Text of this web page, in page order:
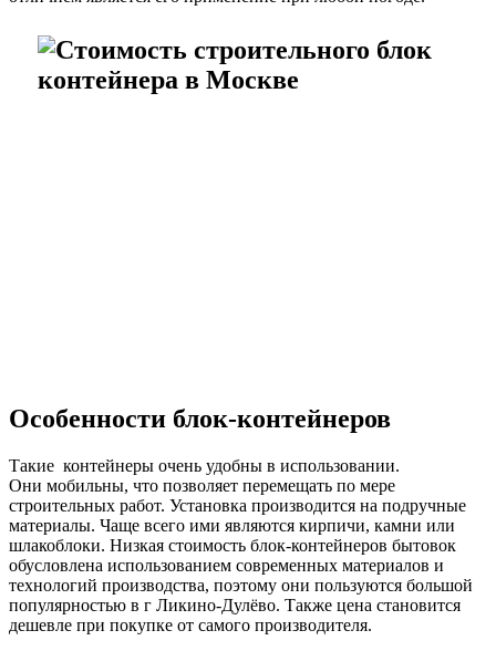
Особенности блок-контейнеров
Такие контейнеры очень удобны в использовании.
Они мобильны, что позволяет перемещать по мере
строительных работ. Установка производится на подручные
материалы. Чаще всего ими являются кирпичи, камни или
шлакоблоки. Низкая стоимость блок-контейнеров бытовок
обусловлена использованием современных материалов и
технологий производства, поэтому они пользуются большой
популярностью в г Ликино-Дулёво. Также цена становится
дешевле при покупке от самого производителя.